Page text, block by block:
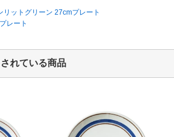
リットグリーン 27cmプレート
レート
れている商品